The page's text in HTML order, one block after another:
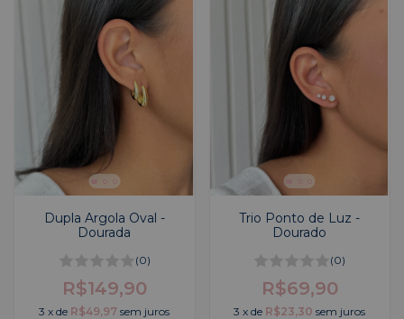
Dupla Argola Oval -
Dourada
(0)
R$149,90
3 xde R$49,97 sem juros
Trio Ponto de Luz -
Dourado
(0)
R$69,90
3 xde R$23,30 sem juros